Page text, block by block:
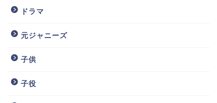
ドラマ
元ジャニーズ
子供
子役